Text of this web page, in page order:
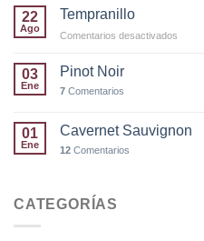
22
Ago
Tempranillo
Comentarios desactivados
03
Ene
Pinot Noir
7 Comentarios
01
Ene
Cavernet Sauvignon
12 Comentarios
CATEGORÍAS